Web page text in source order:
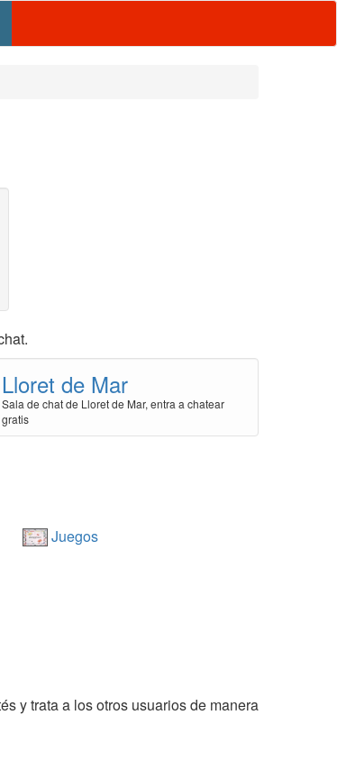
de Mar
Sala de chat de Lloret de Mar, entra a chatear
gratis
Juegos
y trata a los otros usuarios de manera